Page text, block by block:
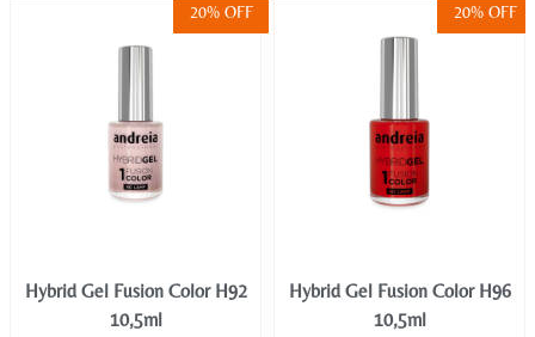
20% OFF
Hybrid Gel Fusion Color H92
10,5ml
20% OFF
Hybrid Gel Fusion Color H96
10,5ml